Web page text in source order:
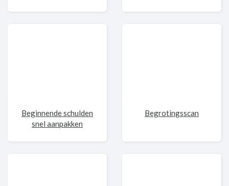
Beginnende schulden
snel aanpakken
Begrotingsscan